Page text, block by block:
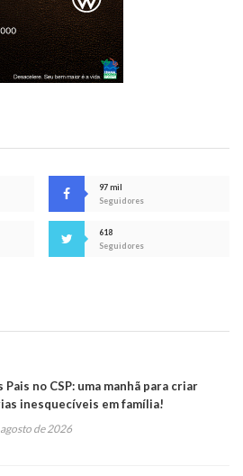
97 mil
Seguidores
618
Seguidores
Pais no CSP: uma manhã para criar
inesquecíveis em família!
de 2026